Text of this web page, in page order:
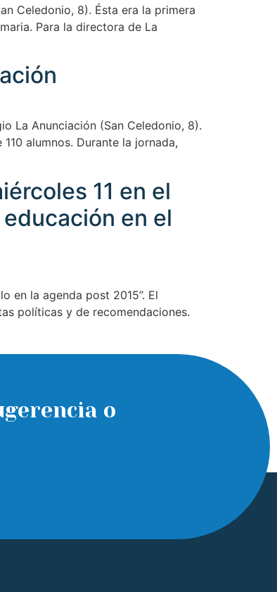
Celedonio, 8). Ésta era la primera
Para la directora de La
La Anunciación (San Celedonio, 8).
alumnos. Durante la jornada,
11 en el
en el
en la agenda post 2015”. El
políticas y de recomendaciones.
o